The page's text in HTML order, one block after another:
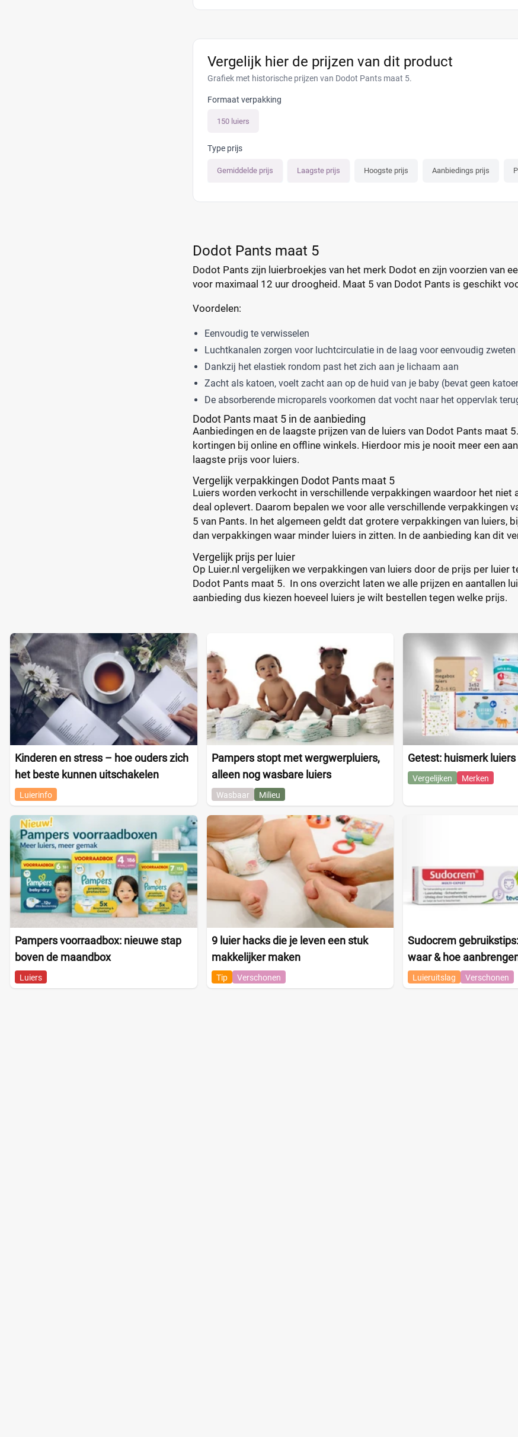
Vergelijk hier de prijzen van dit product
Grafiek met historische prijzen van Dodot Pants maat 5.
Formaat verpakking
150 luiers
Type prijs
Gemiddelde prijs Laagste prijs Hoogste prijs Aanbiedings prijs
Dodot Pants maat 5
Dodot Pants zijn luierbroekjes van het merk Dodot en zijn voorzien van
voor maximaal 12 uur droogheid. Maat 5 van Dodot Pants is geschikt
Voordelen:
Eenvoudig te verwisselen
Luchtkanalen zorgen voor luchtcirculatie in de laag voor eenvoudig zweten
Dankzij het elastiek rondom past het zich aan je lichaam aan
Zacht als katoen, voelt zacht aan op de huid van je baby (bevat geen
De absorberende microparels voorkomen dat vocht naar het oppervlak
Dodot Pants maat 5 in de aanbieding
Aanbiedingen en de laagste prijzen van de luiers van Dodot Pants maat
kortingen bij online en offline winkels. Hierdoor mis je nooit meer een
laagste prijs voor luiers.
Vergelijk verpakkingen Dodot Pants maat 5
Luiers worden verkocht in verschillende verpakkingen waardoor het
deal oplevert. Daarom bepalen we voor alle verschillende verpakkingen
5 van Pants. In het algemeen geldt dat grotere verpakkingen van luiers,
dan verpakkingen waar minder luiers in zitten. In de aanbieding kan dit
Vergelijk prijs per luier
Op Luier.nl vergelijken we verpakkingen van luiers door de prijs per
Dodot Pants maat 5. In ons overzicht laten we alle prijzen en aantallen
aanbieding dus kiezen hoeveel luiers je wilt bestellen tegen welke prijs.
Kinderen en stress – hoe ouders zich
het beste kunnen uitschakelen
Luierinfo
Pampers stopt met wergwerpluiers,
alleen nog wasbare luiers
Wasbaar Milieu
Getest: huismerk
Vergelijken Merken
Pampers voorraadbox: nieuwe stap
boven de maandbox
Luiers
9 luier hacks die je leven een stuk
makkelijker maken
Tip Verschonen
Sudocrem
waar & hoe
Luieruitslag Verschonen